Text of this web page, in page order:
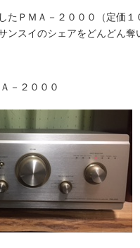
たＰＭＡ－２０００（定価１
ンスイのシェアをどんどん奪
－２０００